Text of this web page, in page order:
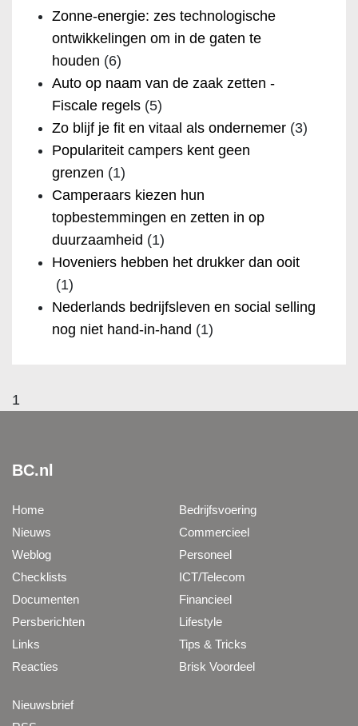
Zonne-energie: zes technologische
ontwikkelingen om in de gaten te
houden (6)
Auto op naam van de zaak zetten -
Fiscale regels (5)
Zo blijf je fit en vitaal als ondernemer (3)
Populariteit campers kent geen
grenzen (1)
Camperaars kiezen hun
topbestemmingen en zetten in op
duurzaamheid (1)
Hoveniers hebben het drukker dan ooit
(1)
Nederlands bedrijfsleven en social selling
nog niet hand-in-hand (1)
1
BC.nl
Home
Nieuws
Weblog
Checklists
Documenten
Persberichten
Links
Reacties
Bedrijfsvoering
Commercieel
Personeel
ICT/Telecom
Financieel
Lifestyle
Tips & Tricks
Brisk Voordeel
Nieuwsbrief